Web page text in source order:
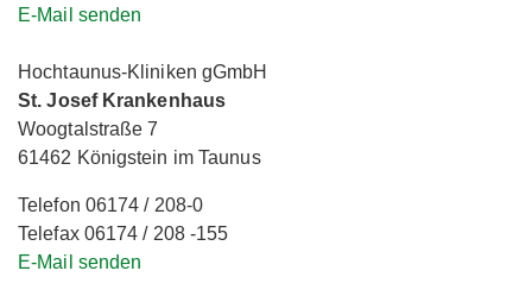
E-Mail senden
Hochtaunus-Kliniken gGmbH
St. Josef Krankenhaus
Woogtalstraße 7
61462 Königstein im Taunus
Telefon 06174 / 208-0
Telefax 06174 / 208 -155
E-Mail senden